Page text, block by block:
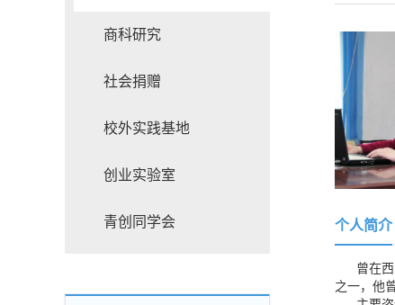
商科研究
社会捐赠
校外实践基地
创业实验室
青创同学会 个人简介
曾在西
之一，他